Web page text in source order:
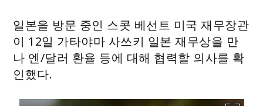
일본을 방문 중인 스콧 베선트 미국 재무장관
이 12일 가타야마 사쓰키 일본 재무상을 만
나 엔/달러 환율 등에 대해 협력할 의사를 확
인했다.